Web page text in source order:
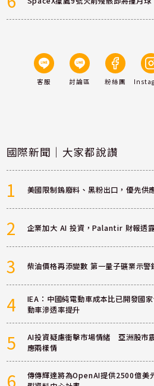
客服 討論區 粉絲團
國際新聞｜大家都說讚
1 美國限制鎢廢料、黑粉出口，優先供
2 企業加大 AI 投資，Palantir 財報透
3 柴油價格再添變數 第一量子礦業示
4
IEA：中國純電動車成本比已開發國
動車滲透率提升
5
AI投資疑慮衝擊市場情緒 亞洲股市
應兩樣情
6
傳傳輝達將為OpenAI提供2500億